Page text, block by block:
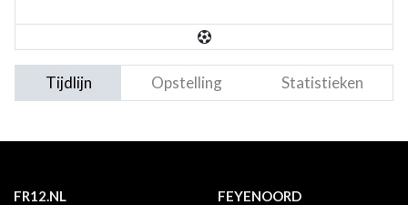
Tijdlijn Opstelling Statistieken
FR12.NL
FEYENOORD